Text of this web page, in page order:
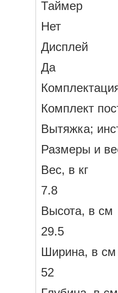
Таймер
Нет
Дисплей
Да
Комплект
Вытяжка;
Размеры и
Вес, в кг
7.8
Высота, в см
29.5
Ширина, в см
52